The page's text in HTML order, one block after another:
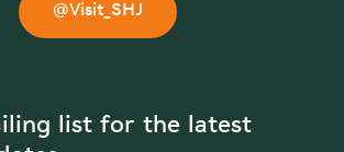
@Visit_SHJ
list for the latest